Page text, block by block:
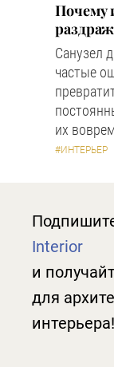
Почему
Санузел
частые
их
#ИНТЕРЬЕР
Interior
и
для
интерьера!